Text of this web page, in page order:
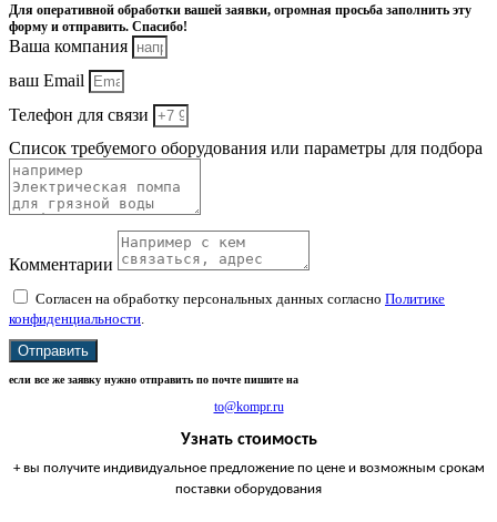
Для оперативной обработки вашей заявки, огромная просьба заполнить эту
форму и отправить. Спасибо!
Ваша компания
ваш Email
Телефон для связи
Список требуемого оборудования или параметры для подбора
Комментарии
Согласен на обработку персональных данных согласно Политике
конфиденциальности
Отправить
если все же заявку нужно отправить по почте пишите на
to@kompr.ru
Узнать стоимость
+ вы получите индивидуальное предложение по цене и возможным срокам
поставки оборудования